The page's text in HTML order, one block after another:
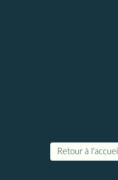
Retour à l'accueil